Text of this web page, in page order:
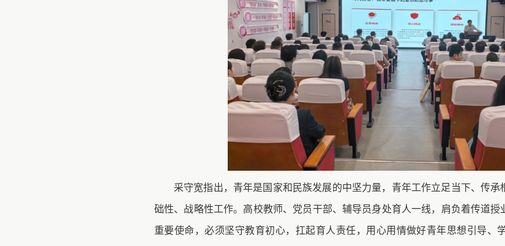
采守宽指出，青年是国家和民族发展的中坚力量，青年工作立足当下、传
础性、战略性工作。高校教师、党员干部、辅导员身处育人一线，肩负着传道
重要使命，必须坚守教育初心，扛起育人责任，用心用情做好青年思想引导、